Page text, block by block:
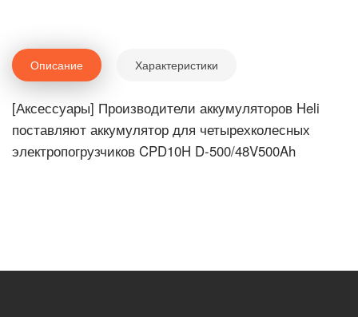
Описание Характеристики
[Аксессуары] Производители аккумуляторов Heli
поставляют аккумулятор для четырехколесных
электропогрузчиков CPD10H D-500/48V500Ah